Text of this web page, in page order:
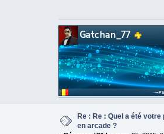
Re : Re : Quel a été
en arcade ?